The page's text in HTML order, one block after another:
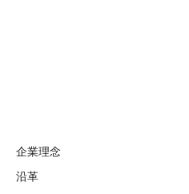
企業理念
沿革